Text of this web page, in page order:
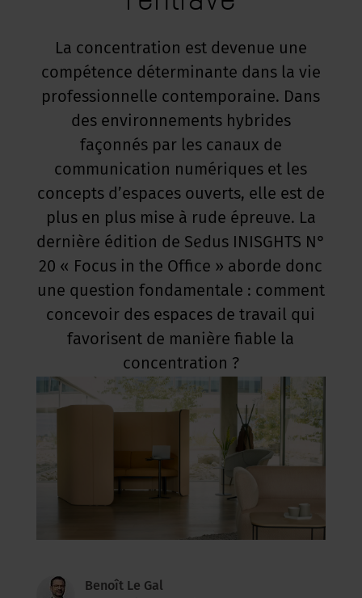
La concentration est devenue une
compétence déterminante dans la vie
professionnelle contemporaine. Dans
des environnements hybrides
façonnés par les canaux de
communication numériques et les
concepts d’espaces ouverts, elle est de
plus en plus mise à rude épreuve. La
dernière édition de Sedus INISGHTS N°
20 « Focus in the Office » aborde donc
une question fondamentale : comment
concevoir des espaces de travail qui
favorisent de manière fiable la
concentration ?
Benoît Le Gal